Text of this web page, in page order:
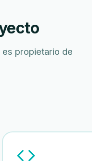
propietario de